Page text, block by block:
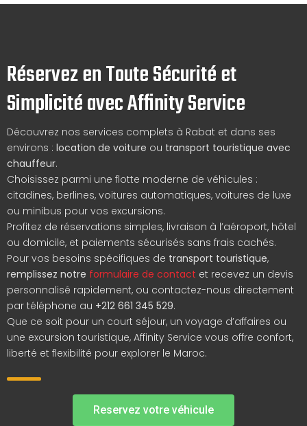
Réservez en Toute Sécurité et
Simplicité avec Affinity Service
Découvrez nos services complets à Rabat et dans ses
environs : location de voiture ou transport touristique avec
chauffeur.
Choisissez parmi une flotte moderne de véhicules :
citadines, berlines, voitures automatiques, voitures de luxe
ou minibus pour vos excursions.
Profitez de réservations simples, livraison à l’aéroport, hôtel
ou domicile, et paiements sécurisés sans frais cachés.
Pour vos besoins spécifiques de transport touristique,
remplissez notre formulaire de contact et recevez un devis
personnalisé rapidement, ou contactez-nous directement
par téléphone au +212 661 345 529.
Que ce soit pour un court séjour, un voyage d’affaires ou
une excursion touristique, Affinity Service vous offre confort,
liberté et flexibilité pour explorer le Maroc.
Reservez votre véhicule